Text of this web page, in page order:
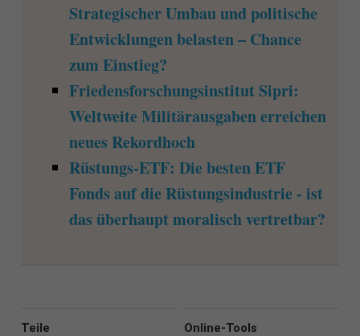
Strategischer Umbau und politische
Entwicklungen belasten – Chance
zum Einstieg?
Friedensforschungsinstitut Sipri:
Weltweite Militärausgaben erreichen
neues Rekordhoch
Rüstungs-ETF: Die besten ETF
Fonds auf die Rüstungsindustrie - ist
das überhaupt moralisch vertretbar?
Online-Tools
Teile